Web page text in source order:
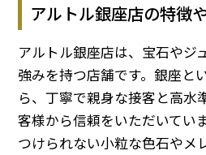
アルトル銀座店の特徴
アルトル銀座店は、宝石やジ
強みを持つ店舗です。銀座と
ら、丁寧で親身な接客と高水
客様から信頼をいただいてい
つけられない小粒な色石やメ